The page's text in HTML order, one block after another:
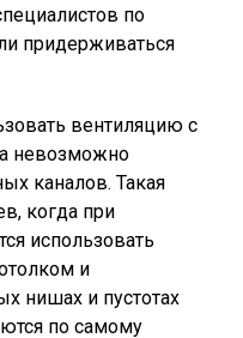
по
придерживаться
вентиляцию с
невозможно
каналов. Такая
когда при
использовать
и
нишах и пустотах
по самому